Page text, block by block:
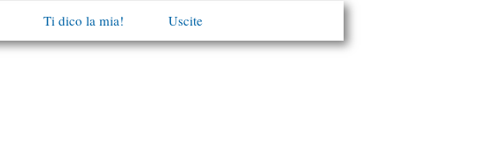
Ti dico la mia! Uscite